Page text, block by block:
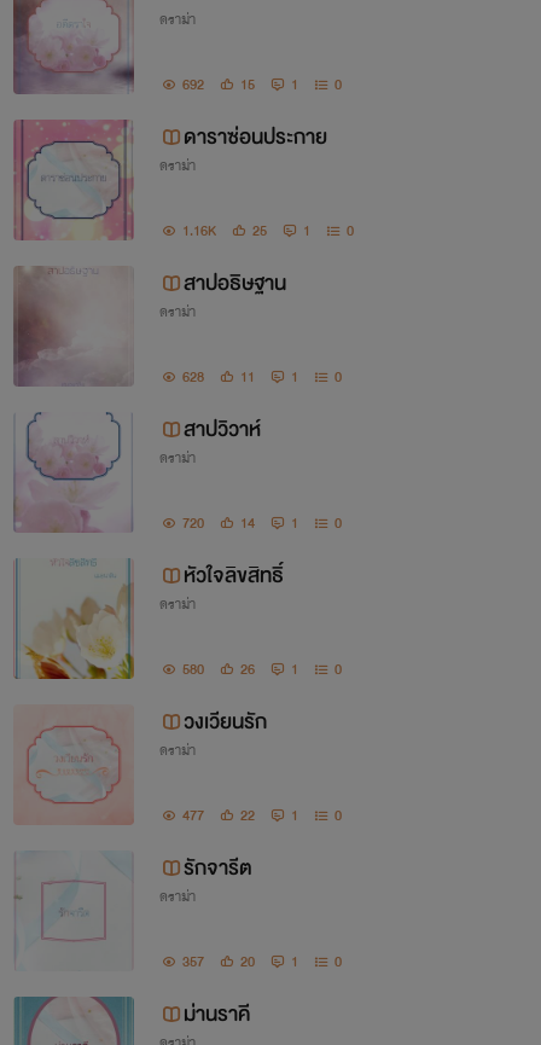
ดราม่า
692 15 1 0
ดาราซ่อนประกาย
ดราม่า
1.16K 25 1 0
สาปอธิษฐาน
ดราม่า
628 11 1 0
สาปวิวาห์
ดราม่า
720 14 1 0
หัวใจลิขสิทธิ์
ดราม่า
580 26 1 0
วงเวียนรัก
ดราม่า
477 22 1 0
รักจารีต
ดราม่า
357 20 1 0
ม่านราคี